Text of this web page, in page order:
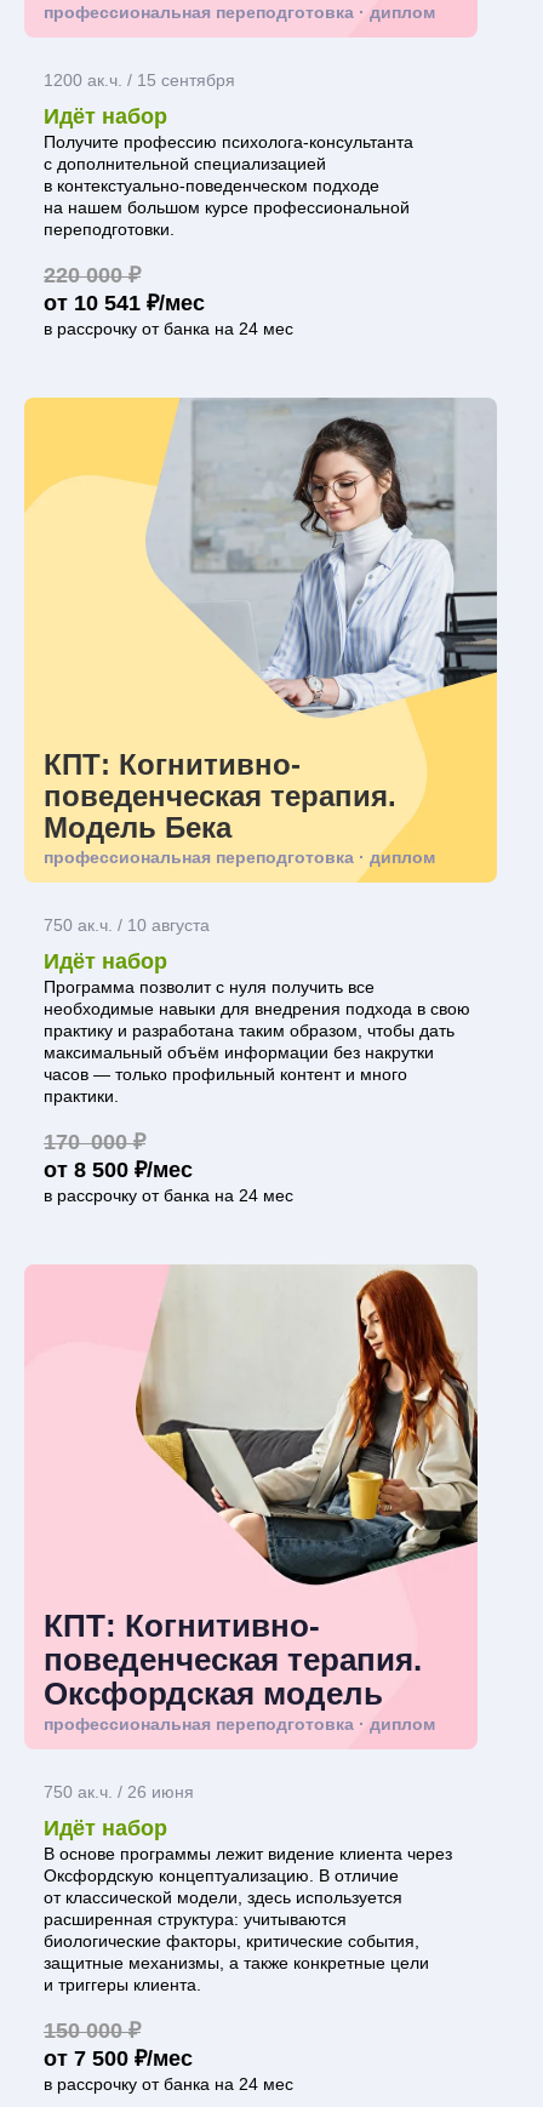
профессиональная переподготовка · диплом
1200 ак.ч. / 15 сентября
Идёт набор
Получите профессию психолога-консультанта
с дополнительной специализацией
в контекстуально-поведенческом подходе
на нашем большом курсе профессиональной
переподготовки.
220 000 ₽
от 10 541 ₽/мес
в рассрочку от банка на 24 мес
КПТ: Когнитивно-
поведенческая терапия.
Модель Бека
профессиональная переподготовка · диплом
750 ак.ч. / 10 августа
Идёт набор
Программа позволит с нуля получить все
необходимые навыки для внедрения подхода в свою
практику и разработана таким образом, чтобы дать
максимальный объём информации без накрутки
часов — только профильный контент и много
практики.
170 000 ₽
от 8 500 ₽/мес
в рассрочку от банка на 24 мес
КПТ: Когнитивно-
поведенческая терапия.
Оксфордская модель
профессиональная переподготовка · диплом
750 ак.ч. / 26 июня
Идёт набор
В основе программы лежит видение клиента через
Оксфордскую концептуализацию. В отличие
от классической модели, здесь используется
расширенная структура: учитываются
биологические факторы, критические события,
защитные механизмы, а также конкретные цели
и триггеры клиента.
150 000 ₽
от 7 500 ₽/мес
в рассрочку от банка на 24 мес